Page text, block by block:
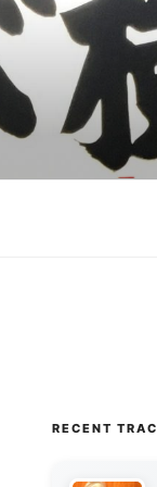
RECENT